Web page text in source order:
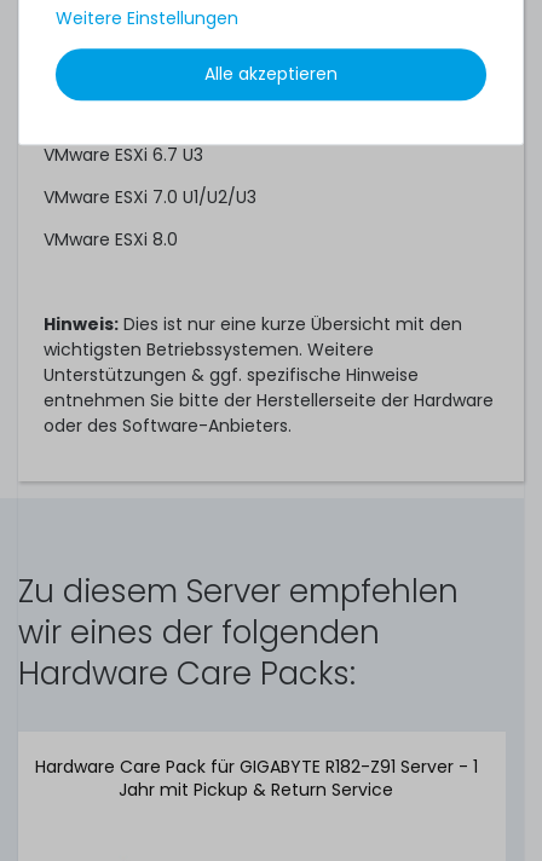
Red Hat Enterprise Linux 9.0
SUSE Linux Enterprise Server 12 SP5
VMware ESXi 6.7 U3
VMware ESXi 7.0 U1/U2/U3
VMware ESXi 8.0
Hinweis: Dies ist nur eine kurze Übersicht mit den
wichtigsten Betriebssystemen. Weitere
Unterstützungen & ggf. spezifische Hinweise
entnehmen Sie bitte der Herstellerseite der Hardware
oder des Software-Anbieters.
Zu diesem Server empfehlen
wir eines der folgenden
Hardware Care Packs:
Hardware Care Pack für GIGABYTE R182-Z91 Server - 1
Jahr mit Pickup & Return Service
Weitere Einstellungen
Alle akzeptieren